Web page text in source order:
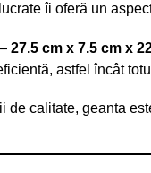
îi oferă un
27.5 cm x 7.5 cm x
astfel încât
de calitate, geanta